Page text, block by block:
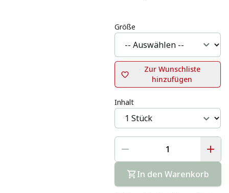
Größe
Zur Wunschliste
hinzufügen
Inhalt
In den Warenkorb